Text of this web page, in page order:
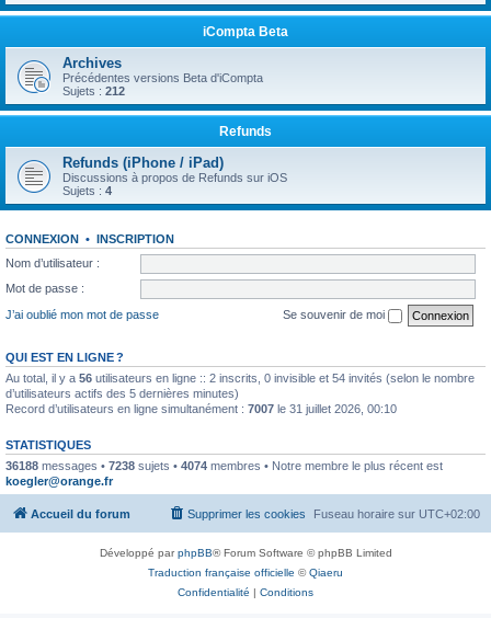
iCompta Beta
Archives
Précédentes versions Beta d'iCompta
Sujets : 212
Refunds
Refunds (iPhone / iPad)
Discussions à propos de Refunds sur iOS
Sujets : 4
CONNEXION • INSCRIPTION
Nom d’utilisateur :
Mot de passe :
J’ai oublié mon mot de passe
Se souvenir de moi
QUI EST EN LIGNE ?
Au total, il y a 56 utilisateurs en ligne :: 2 inscrits, 0 invisible et 54 invités (selon le nombre
d’utilisateurs actifs des 5 dernières minutes)
Record d’utilisateurs en ligne simultanément : 7007 le 31 juillet 2026, 00:10
STATISTIQUES
36188 messages • 7238 sujets • 4074 membres • Notre membre le plus récent est
koegler@orange.fr
Accueil du forum Fuseau horaire sur UTC+02:00
Supprimer les cookies
Développé parphpBB® Forum Software © phpBB Limited
Traduction française officielle ©Qiaeru
Confidentialité | Conditions